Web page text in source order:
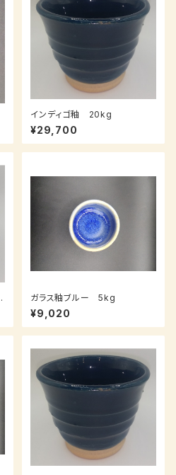
インディゴ釉 20kg
¥29,700
ガラス釉ブルー 5kg
¥9,020